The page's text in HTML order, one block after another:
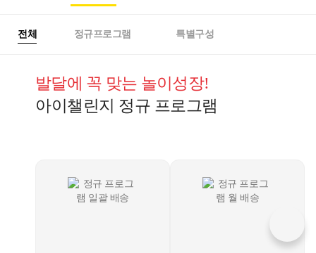
전체 정규프로그램 특별구성
발달에 꼭 맞는 놀이성장!
아이챌린지 정규 프로그램